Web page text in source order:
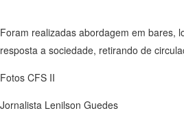
Foram realizadas abordagem em bares,
resposta a sociedade, retirando de
Fotos CFS II
Jornalista Lenilson Guedes